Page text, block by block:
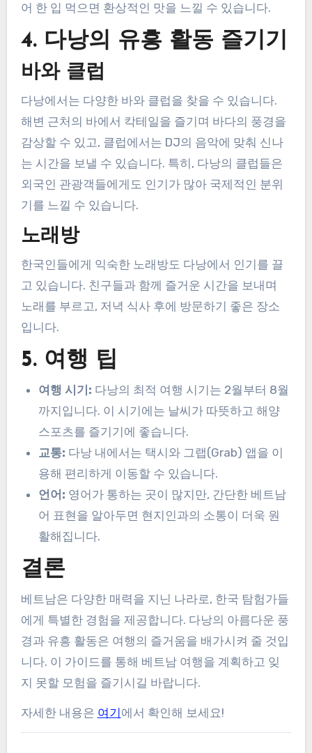
어 한 입 먹으면 환상적인 맛을 느낄 수 있습니다.
4. 다낭의 유흥 활동 즐기기
바와 클럽
다낭에서는 다양한 바와 클럽을 찾을 수 있습니다.
해변 근처의 바에서 칵테일을 즐기며 바다의 풍경을
감상할 수 있고, 클럽에서는 DJ의 음악에 맞춰 신나
는 시간을 보낼 수 있습니다. 특히, 다낭의 클럽들은
외국인 관광객들에게도 인기가 많아 국제적인 분위
기를 느낄 수 있습니다.
노래방
한국인들에게 익숙한 노래방도 다낭에서 인기를 끌
고 있습니다. 친구들과 함께 즐거운 시간을 보내며
노래를 부르고, 저녁 식사 후에 방문하기 좋은 장소
입니다.
5. 여행 팁
여행 시기: 다낭의 최적 여행 시기는 2월부터 8월
까지입니다. 이 시기에는 날씨가 따뜻하고 해양
스포츠를 즐기기에 좋습니다.
교통: 다낭 내에서는 택시와 그랩(Grab) 앱을 이
용해 편리하게 이동할 수 있습니다.
언어: 영어가 통하는 곳이 많지만, 간단한 베트남
어 표현을 알아두면 현지인과의 소통이 더욱 원
활해집니다.
결론
베트남은 다양한 매력을 지닌 나라로, 한국 탐험가들
에게 특별한 경험을 제공합니다. 다낭의 아름다운 풍
경과 유흥 활동은 여행의 즐거움을 배가시켜 줄 것입
니다. 이 가이드를 통해 베트남 여행을 계획하고 잊
지 못할 모험을 즐기시길 바랍니다.
자세한 내용은 여기 에서 확인해 보세요!